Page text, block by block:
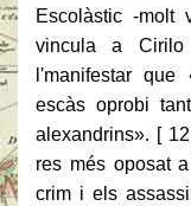
Escolàstic -molt
vincula a Cirilo
l'manifestar
escàs oprobi
alexandrins». [
res més oposat
crim i els